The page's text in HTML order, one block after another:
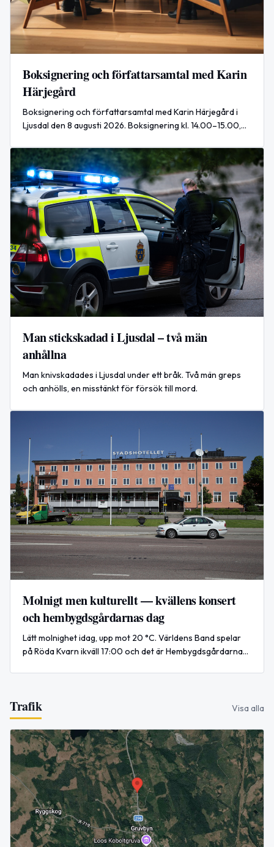
Boksignering och författarsamtal med Karin
Härjegård
Boksignering och författarsamtal med Karin Härjegård i
Ljusdal den 8 augusti 2026. Boksignering kl. 14.00–15.00,
16.00.
Man stickskadad i Ljusdal – två män
anhållna
Man knivskadades i Ljusdal under ett bråk. Två män greps
och anhölls, en misstänkt för försök till mord.
Molnigt men kulturellt — kvällens konsert
och hembygdsgårdarnas dag
Lätt molnighet idag, upp mot 20 °C. Världens Band spelar
på Röda Kvarn ikväll 17:00 och det är Hembygdsgårdarnas
Trafik Visa alla